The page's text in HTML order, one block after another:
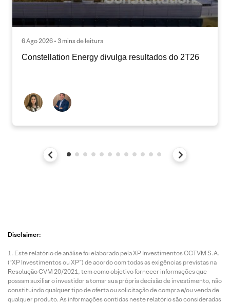
6 Ago 2026 • 3 mins de leitura
Constellation Energy divulga resultados do 2T26
Disclaimer:
Este relatório de análise foi elaborado pela XP Investimentos CCTVM S.A.
(“XP Investimentos ou XP”) de acordo com todas as exigências previstas na
Resolução CVM 20/2021, tem como objetivo fornecer informações que
possam auxiliar o investidor a tomar sua própria decisão de investimento, não
constituindo qualquer tipo de oferta ou solicitação de compra e/ou venda de
qualquer produto. As informações contidas neste relatório são consideradas